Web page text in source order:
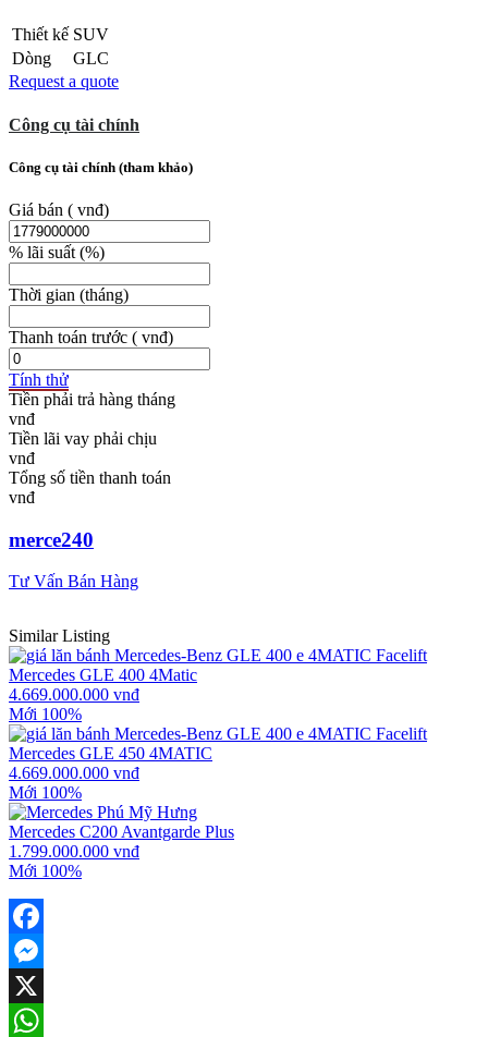
Thiết kế SUV
Dòng
GLC
Request a quote
Công cụ tài chính
Công cụ tài chính (tham khảo)
Giá bán ( vnđ)
% lãi suất (%)
Thời gian (tháng)
Thanh toán trước ( vnđ)
Tính thử
Tiền phải trả hàng tháng
Tiền lãi vay phải chịu
Tổng số tiền thanh toán
merce240
Tư Vấn Bán Hàng
Similar Listing
Mercedes GLE 400 4Matic
4.669.000.000 vnđ
Mới 100%
Mercedes GLE 450 4MATIC
4.669.000.000 vnđ
Mới 100%
Mercedes C200 Avantgarde Plus
1.799.000.000 vnđ
Mới 100%
Facebook
Messenger
X